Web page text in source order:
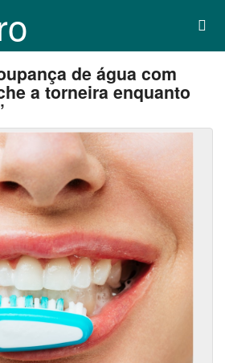
de água com
a torneira enquanto